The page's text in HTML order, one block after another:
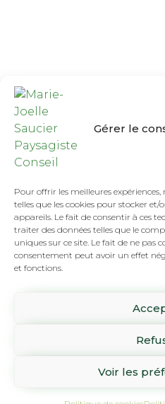
Gérer le
Pour offrir les meilleures
telles que les cookies pour stocker
appareils. Le fait de consentir à ces
traiter des données telles que le
uniques sur ce site. Le fait de ne pas
consentement peut avoir un effet
et fonctions.
Voir les
SUR RENDEZ-
1061 rue
Lévis, Qc